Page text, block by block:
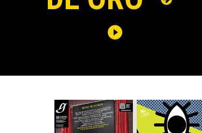
play_circle_filled